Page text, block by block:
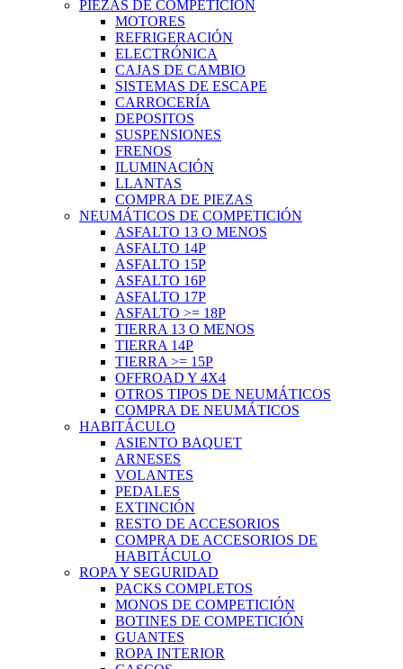
PIEZAS DE COMPETICIÓN
MOTORES
REFRIGERACIÓN
ELECTRÓNICA
CAJAS DE CAMBIO
SISTEMAS DE ESCAPE
CARROCERÍA
DEPOSITOS
SUSPENSIONES
FRENOS
ILUMINACIÓN
LLANTAS
COMPRA DE PIEZAS
NEUMÁTICOS DE COMPETICIÓN
ASFALTO 13 O MENOS
ASFALTO 14P
ASFALTO 15P
ASFALTO 16P
ASFALTO 17P
ASFALTO >= 18P
TIERRA 13 O MENOS
TIERRA 14P
TIERRA >= 15P
OFFROAD Y 4X4
OTROS TIPOS DE NEUMÁTICOS
COMPRA DE NEUMÁTICOS
HABITÁCULO
ASIENTO BAQUET
ARNESES
VOLANTES
PEDALES
EXTINCIÓN
RESTO DE ACCESORIOS
COMPRA DE ACCESORIOS DE
HABITÁCULO
ROPA Y SEGURIDAD
PACKS COMPLETOS
MONOS DE COMPETICIÓN
BOTINES DE COMPETICIÓN
GUANTES
ROPA INTERIOR